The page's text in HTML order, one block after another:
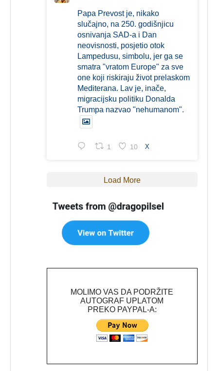
Papa Prevost je, nikako
slučajno, na 250. godišnjicu
osnivanja SAD-a i Dan
neovisnosti, posjetio otok
Lampedusu, simbolu, jer ga se
smatra "vratom Europe" za sve
one koji riskiraju život prelaskom
Mediterana. Lav je, inače,
migracijsku politiku Donalda
Trumpa nazvao "nehumanom".
1 10 X
Load More
MOLIMO VAS DA PODRŽITE
AUTOGRAF UPLATOM
PREKO PAYPAL-A: